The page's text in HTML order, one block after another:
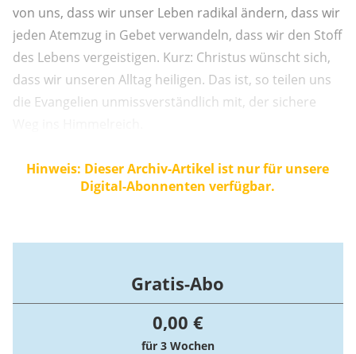
von uns, dass wir unser Leben radikal ändern, dass wir
jeden Atemzug in Gebet verwandeln, dass wir den Stoff
des Lebens vergeistigen. Kurz: Christus wünscht sich,
dass wir unseren Alltag heiligen. Das ist, so teilen uns
die Evangelien unmissverständlich mit, der sichere
Hinweis: Dieser Archiv-Artikel ist nur für unsere
Digital-Abonnenten verfügbar.
Gratis-Abo
0,00 €
für 3 Wochen